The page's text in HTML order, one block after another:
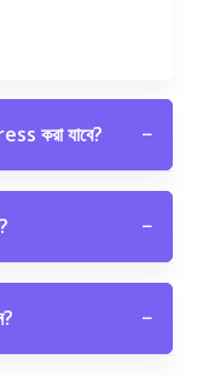
করা যাবে? −
−
−